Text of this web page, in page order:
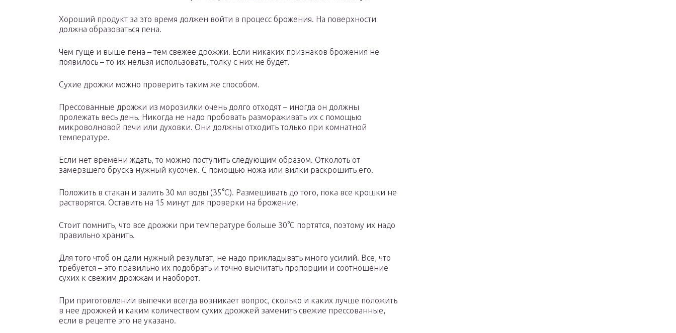
Хороший продукт за это время должен войти в процесс брожения. На поверхности
должна образоваться пена.
Чем гуще и выше пена – тем свежее дрожжи. Если никаких признаков брожения не
появилось – то их нельзя использовать, толку с них не будет.
Сухие дрожжи можно проверить таким же способом.
Прессованные дрожжи из морозилки очень долго отходят – иногда он должны
пролежать весь день. Никогда не надо пробовать размораживать их с помощью
микроволновой печи или духовки. Они должны отходить только при комнатной
температуре.
Если нет времени ждать, то можно поступить следующим образом. Отколоть от
замерзшего бруска нужный кусочек. С помощью ножа или вилки раскрошить его.
Положить в стакан и залить 30 мл воды (35°С). Размешивать до того, пока все крошки не
растворятся. Оставить на 15 минут для проверки на брожение.
Стоит помнить, что все дрожжи при температуре больше 30°С портятся, поэтому их надо
правильно хранить.
Для того чтоб он дали нужный результат, не надо прикладывать много усилий. Все, что
требуется – это правильно их подобрать и точно высчитать пропорции и соотношение
сухих к свежим дрожжам и наоборот.
При приготовлении выпечки всегда возникает вопрос, сколько и каких лучше положить
в нее дрожжей и каким количеством сухих дрожжей заменить свежие прессованные,
если в рецепте это не указано.